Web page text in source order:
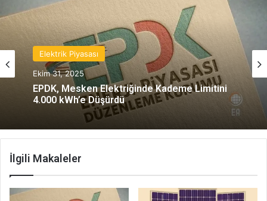
Elektrik Piyasası
Ekim 31, 2025
EPDK, Mesken Elektriğinde Kademe Limitini
4.000 kWh’e Düşürdü
İlgili Makaleler